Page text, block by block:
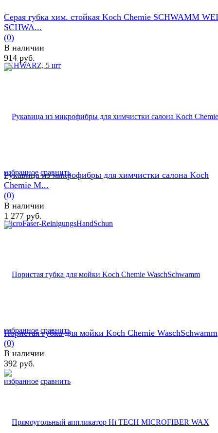
избранное сравнить
Серая губка хим. стойкая Koch Chemie SCHWAMM
SCHWA...
(0)
В наличии
914 руб.
избранное сравнить
Рукавица из микрофибры для химчистки салона Koch
Chemie M...
(0)
В наличии
1 277 руб.
избранное сравнить
Пористая губка для мойки Koch Chemie WaschSchwamm
(0)
В наличии
392 руб.